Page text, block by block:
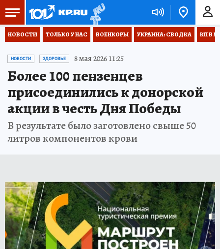
НОВОСТИ ТОЛЬКО У НАС ВОЕНКОРЫ УКРАИНА: СВОДКА КП В
НОВОСТИ ЗДОРОВЬЕ 8 мая 2026 11:25
Более 100 пензенцев
присоединились к донорской
акции в честь Дня Победы
В результате было заготовлено свыше 50
литров компонентов крови